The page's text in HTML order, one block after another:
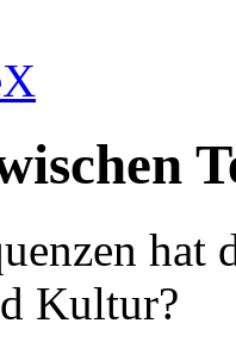
hat
Kultur?